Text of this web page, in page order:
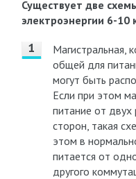
Существует две
электроэнергии 6-10
Магистральная,
общей для
могут быть
Если при этом
питание от
сторон, такая
этом в
питается от
другого